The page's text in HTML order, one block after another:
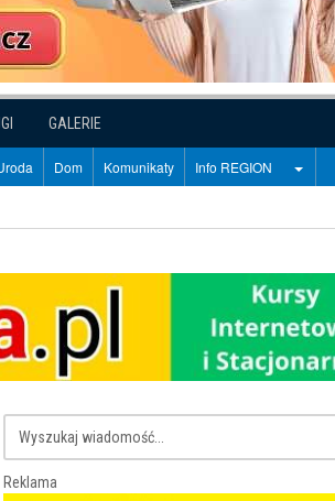
GALERIE
Dom Komunikaty Info REGION
Reklama